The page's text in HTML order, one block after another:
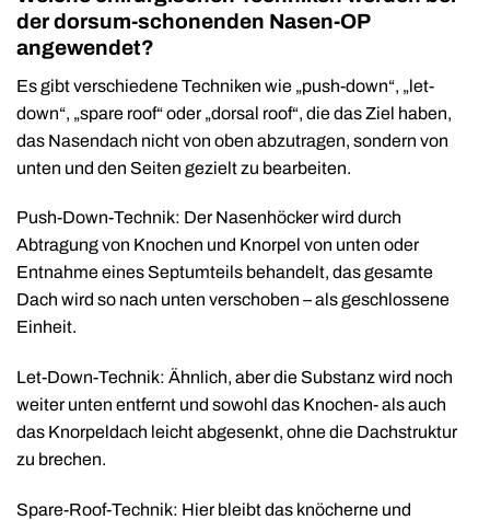
der dorsum-schonenden Nasen-OP
angewendet?
Es gibt verschiedene Techniken wie „push-down“, „let-
down“, „spare roof“ oder „dorsal roof“, die das Ziel haben,
das Nasendach nicht von oben abzutragen, sondern von
unten und den Seiten gezielt zu bearbeiten.
Push-Down-Technik: Der Nasenhöcker wird durch
Abtragung von Knochen und Knorpel von unten oder
Entnahme eines Septumteils behandelt, das gesamte
Dach wird so nach unten verschoben – als geschlossene
Einheit.
Let-Down-Technik: Ähnlich, aber die Substanz wird noch
weiter unten entfernt und sowohl das Knochen- als auch
das Knorpeldach leicht abgesenkt, ohne die Dachstruktur
zu brechen.
Spare-Roof-Technik: Hier bleibt das knöcherne und